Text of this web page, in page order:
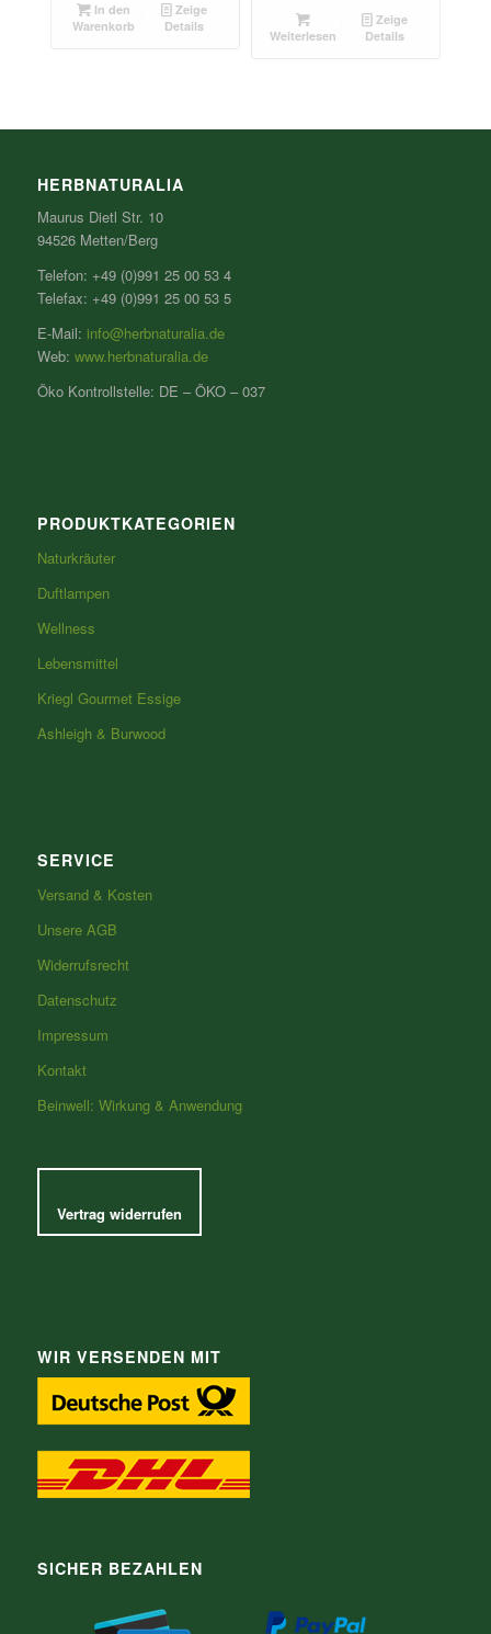
In den
Warenkorb
Zeige
Details
Weiterlesen
Zeige
Details
HERBNATURALIA
Maurus Dietl Str. 10
94526 Metten/Berg
Telefon: +49 (0)991 25 00 53 4
Telefax: +49 (0)991 25 00 53 5
E-Mail: info@herbnaturalia.de
Web: www.herbnaturalia.de
Öko Kontrollstelle: DE – ÖKO – 037
PRODUKTKATEGORIEN
Naturkräuter
Duftlampen
Wellness
Lebensmittel
Kriegl Gourmet Essige
Ashleigh & Burwood
SERVICE
Versand & Kosten
Unsere AGB
Widerrufsrecht
Datenschutz
Impressum
Kontakt
Beinwell: Wirkung & Anwendung
Vertrag widerrufen
WIR VERSENDEN MIT
SICHER BEZAHLEN